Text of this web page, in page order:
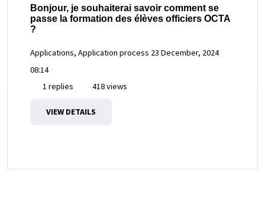
Bonjour, je souhaiterai savoir comment se
passe la formation des élèves officiers OCTA
?
Applications, Application process 23 December, 2024
08:14
1 replies
418 views
VIEW DETAILS